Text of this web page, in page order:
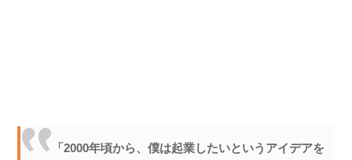
「2000年頃から、僕は起業したいというアイデアを